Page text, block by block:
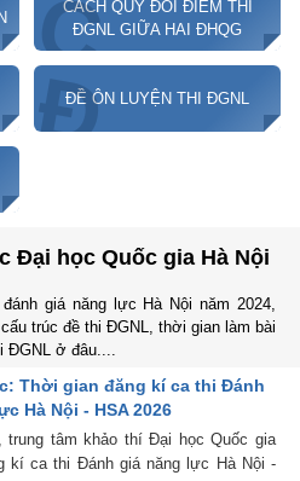
C
CÁCH QUY ĐỔI ĐIỂM THI
ĐGNL GIỮA HAI ĐHQG
Đ
ĐỀ ÔN LUYỆN THI ĐGNL
Đại học Quốc gia Hà Nội
giá năng lực Hà Nội năm 2024,
trúc đề thi ĐGNL, thời gian làm bài
ĐGNL ở đâu....
Thời gian đăng kí ca thi Đánh
Hà Nội - HSA 2026
trung tâm khảo thí Đại học Quốc gia
kí ca thi Đánh giá năng lực Hà Nội -